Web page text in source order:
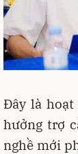
Đây là
hưởng trợ
nghề mới